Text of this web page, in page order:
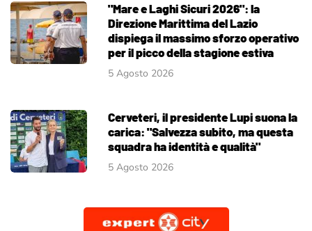
"Mare e Laghi Sicuri 2026": la
Direzione Marittima del Lazio
dispiega il massimo sforzo operativo
per il picco della stagione estiva
5 Agosto 2026
Cerveteri, il presidente Lupi suona la
carica: "Salvezza subito, ma questa
squadra ha identità e qualità"
5 Agosto 2026